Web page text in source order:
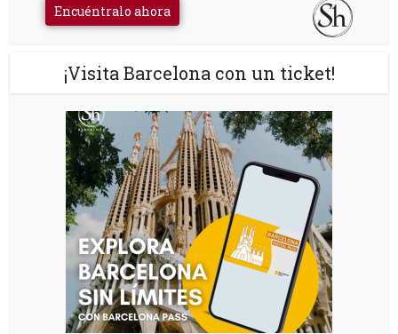
Encuéntralo ahora
¡Visita Barcelona con un ticket!